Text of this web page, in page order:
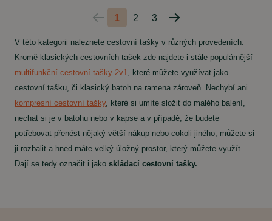
Predchádzajúca
1 2 3
Nasledujúca
strana
V této kategorii naleznete cestovní tašky v různých provedeních.
Kromě klasických cestovních tašek zde najdete i stále populárnější
multifunkční cestovní tašky 2v1, které můžete využívat jako
cestovní tašku, či klasický batoh na ramena zároveň. Nechybí ani
kompresní cestovní tašky, které si umíte složit do malého balení,
nechat si je v batohu nebo v kapse a v případě, že budete
potřebovat přenést nějaký větší nákup nebo cokoli jiného, ​​můžete si
ji rozbalit a hned máte velký úložný prostor, který můžete využít.
Dají se tedy označit i jako skládací cestovní tašky.